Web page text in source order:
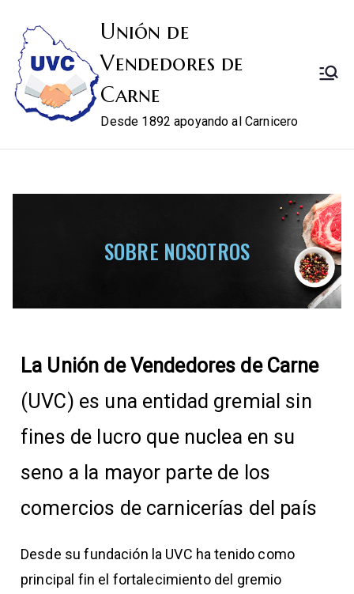
Unión de
Vendedores de
Carne
Desde 1892 apoyando al Carnicero
SOBRE NOSOTROS
La Unión de Vendedores de Carne
(UVC) es una entidad gremial sin
fines de lucro que nuclea en su
seno a la mayor parte de los
comercios de carnicerías del país
Desde su fundación la UVC ha tenido como
principal fin el fortalecimiento del gremio